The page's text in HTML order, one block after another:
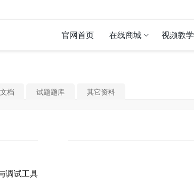
官网首页 在线商城 视频教学
档 试题题库 其它资料
调试工具